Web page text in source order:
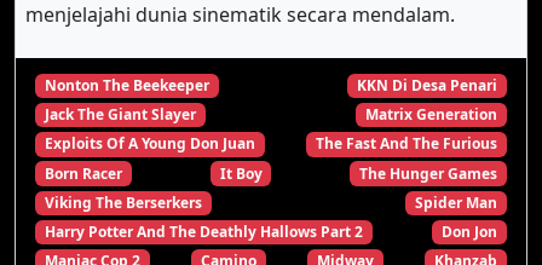
menjelajahi dunia sinematik secara mendalam.
Nonton The Beekeeper
KKN Di Desa Penari
Jack The Giant Slayer
Matrix Generation
Exploits Of A Young Don Juan
The Fast And The Furious
Born Racer
It Boy
The Hunger Games
Viking The Berserkers
Spider Man
Harry Potter And The Deathly Hallows Part 2
Don Jon